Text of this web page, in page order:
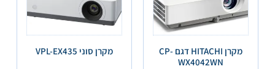
מקרן HITACHI דגם CP-
WX4042WN
מקרן סוני VPL-EX435